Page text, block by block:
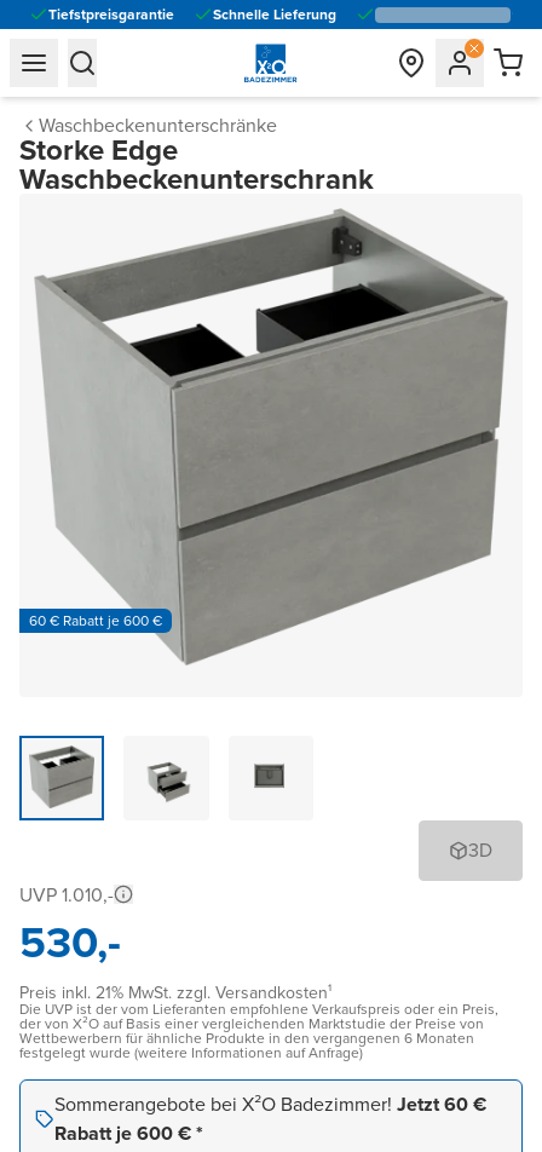
Tiefstpreisgarantie Schnelle Lieferung
general.navigation.toggle_menu.label
general.navigation.toggle_menu.label
Waschbeckenunterschränke
Storke Edge
Waschbeckenunterschrank
60 € Rabatt je 600 €
3D
UVP 1.010,-
530,-
Preis inkl. 21% MwSt. zzgl. Versandkosten¹
Die UVP ist der vom Lieferanten empfohlene Verkaufspreis oder ein Preis,
der von X²O auf Basis einer vergleichenden Marktstudie der Preise von
Wettbewerbern für ähnliche Produkte in den vergangenen 6 Monaten
festgelegt wurde (weitere Informationen auf Anfrage)
Sommerangebote bei X²O Badezimmer! Jetzt 60 €
Rabatt je 600 € *